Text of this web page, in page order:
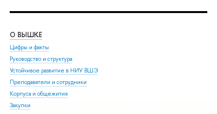
О ВЫШКЕ
Цифры и факты
Руководство и структура
Устойчивое развитие в НИУ ВШЭ
Преподаватели и сотрудники
Корпуса и общежития
Закупки